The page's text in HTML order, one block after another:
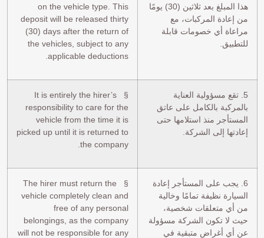
هذا المبلغ بعد ثلاثين (30) يومًا
من إعادة المركبات، مع
مراعاة أي خصومات قابلة
للتطبيق.
on the vehicle type. This
deposit will be released thirty
(30) days after the return of
the vehicles, subject to any
applicable deductions.
5. تقع مسؤولية العناية
بالمركبة بالكامل على عاتق
المستأجر منذ استلامها حتى
إعادتها إلى الشركة.
§ It is entirely the hirer’s
responsibility to care for the
vehicle from the time it is
picked up until it is returned to
the company.
6. يجب على المستأجر إعادة
السيارة نظيفة تمامًا وخالية
من أي متعلقات شخصية،
حيث لا تكون الشركة مسؤولة
عن أي أغراض متبقية في
§ The hirer must return the
vehicle completely clean and
free of any personal
belongings, as the company
will not be responsible for any